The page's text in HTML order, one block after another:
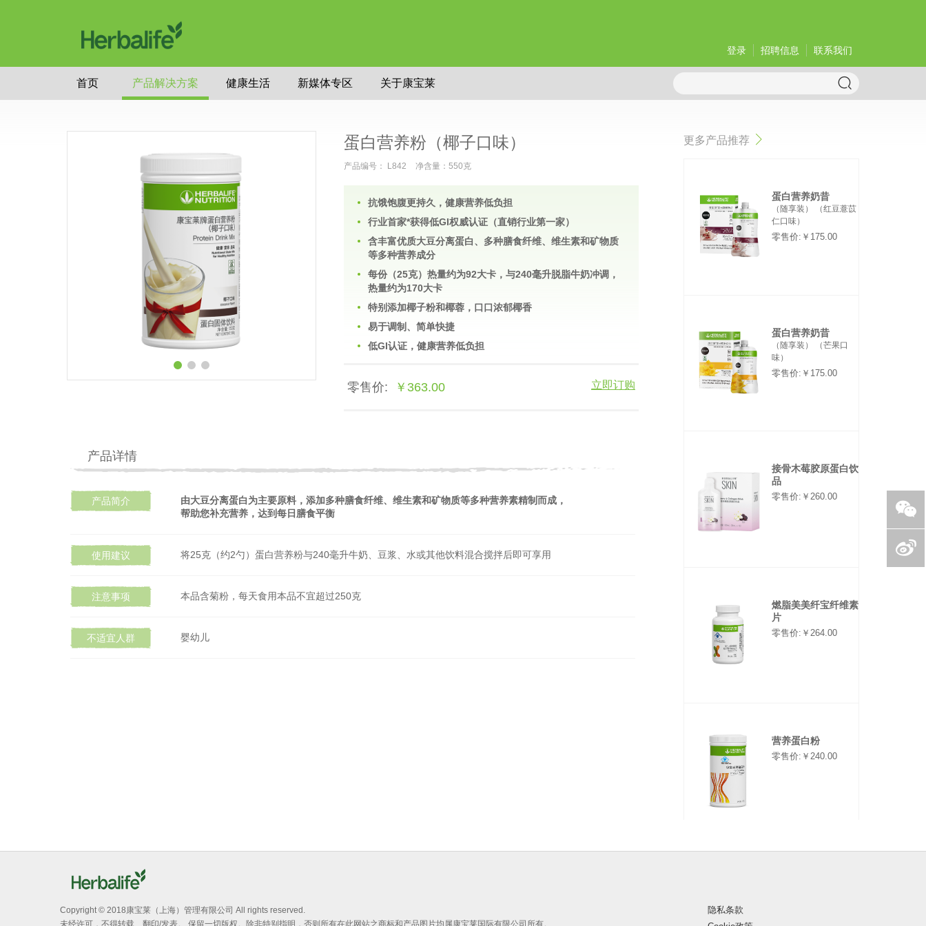
登录 招聘信息 联系我们
首页 产品解决方案 健康生活 新媒体专区 关于康宝莱
蛋白营养粉（椰子口味）
产品编号： L842 净含量：550克
抗饿饱腹更持久，健康营养低负担
行业首家*获得低GI权威认证（直销行业第一家）
含丰富优质大豆分离蛋白、多种膳食纤维、维生素和矿物质
等多种营养成分
每份（25克）热量约为92大卡，与240毫升脱脂牛奶冲调，
热量约为170大卡
特别添加椰子粉和椰蓉，口口浓郁椰香
易于调制、简单快捷
低GI认证，健康营养低负担
零售价: ￥363.00 立即订购
产品详情
产品简介
由大豆分离蛋白为主要原料，添加多种膳食纤维、维生素和矿物质等多种营养素精制而成，
帮助您补充营养，达到每日膳食平衡
使用建议 将25克（约2勺）蛋白营养粉与240毫升牛奶、豆浆、水或其他饮料混合搅拌后即可享用
注意事项 本品含菊粉，每天食用本品不宜超过250克
不适宜人群 婴幼儿
更多产品推荐
蛋白营养奶昔
（随享装） （红豆薏苡
仁口味）
零售价:￥175.00
蛋白营养奶昔
（随享装） （芒果口
味）
零售价:￥175.00
接骨木莓胶原蛋白饮
品
零售价:￥260.00
燃脂美美纤宝纤维素
片
零售价:￥264.00
营养蛋白粉
零售价:￥240.00
隐私条款
Copyright © 2018康宝莱（上海）管理有限公司 All rights reserved.
未经许可，不得转载、翻印/发表。 保留一切版权。除非特别指明，否则所有在此网站之商标和产品图片均属康宝莱国际有限公司所有。